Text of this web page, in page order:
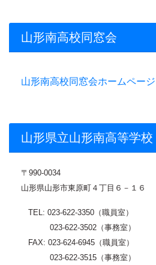
山形南高校同窓会
山形南高校同窓会ホームページ
山形県立山形南高等学校
〒 990-0034
山形県山形市東原町４丁目６－１６
TEL: 023-622-3350（職員室）
023-622-3502（事務室）
FAX: 023-624-6945（職員室）
023-622-3515（事務室）